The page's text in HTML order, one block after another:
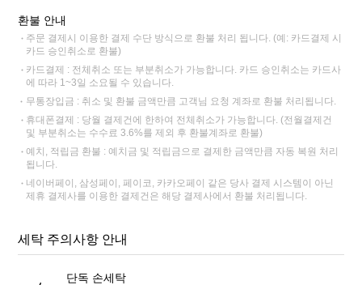
환불 안내
주문 결제시 이용한 결제 수단 방식으로 환불 처리 됩니다. (예: 카드결제 시
카드 승인취소로 환불)
카드결제 : 전체취소 또는 부분취소가 가능합니다. 카드 승인취소는 카드사
에 따라 1~3일 소요될 수 있습니다.
무통장입금 : 취소 및 환불 금액만큼 고객님 요청 계좌로 환불 처리됩니다.
휴대폰결제 : 당월 결제건에 한하여 전체취소가 가능합니다. (전월결제건
및 부분취소는 수수료 3.6%를 제외 후 환불계좌로 환불)
예치, 적립금 환불 : 예치금 및 적립금으로 결제한 금액만큼 자동 복원 처리
됩니다.
네이버페이, 삼성페이, 페이코, 카카오페이 같은 당사 결제 시스템이 아닌
제휴 결제사를 이용한 결제건은 해당 결제사에서 환불 처리됩니다.
세탁 주의사항 안내
단독 손세탁